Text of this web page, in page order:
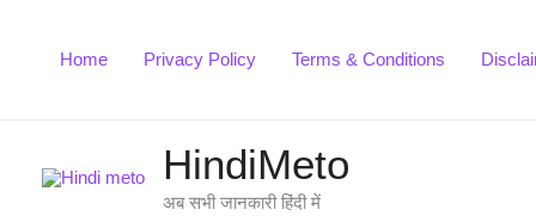
Home Privacy Policy Terms & Conditions
HindiMeto
अब सभी जानकारी हिंदी में